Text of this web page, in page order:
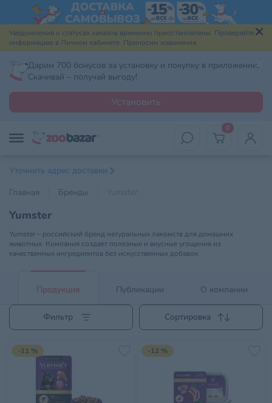
Уведомления о статусах заказов временно приостановлены. Проверяйте
информацию в Личном кабинете. Приносим извинения.
Дарим 700 бонусов за установку и покупку в приложении.
Скачивай – получай выгоду!
Установить
0
Уточнить адрес доставки
Главная
Бренды
Yumster
Yumster – российский бренд натуральных лакомств для домашних
животных. Компания создает полезные и вкусные угощения из
качественных ингредиентов без искусственных добавок.
Продукция Публикации О компании
Фильтр Сортировка
-11 % -12 %